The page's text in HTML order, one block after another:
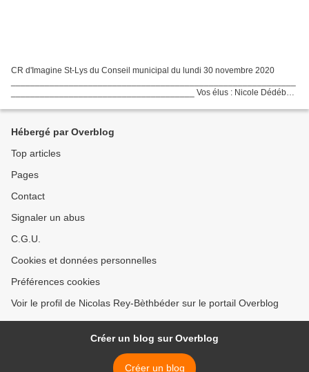
CR d'Imagine St-Lys du Conseil municipal du lundi 30 novembre 2020
______________________________________ Vos élus : Nicole Dédébat,
Hébergé par Overblog
Top articles
Pages
Contact
Signaler un abus
C.G.U.
Cookies et données personnelles
Préférences cookies
Voir le profil de Nicolas Rey-Bèthbéder sur le portail Overblog
Créer un blog sur Overblog
Créer un blog